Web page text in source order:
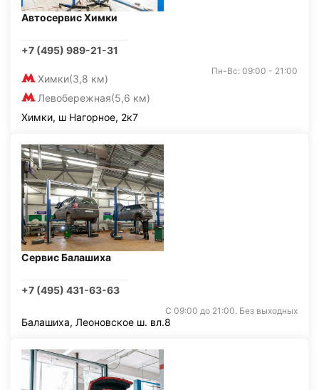
Автосервис Химки
+7 (495) 989-21-31
Химки(3,8 км)
Левобережная(5,6 км)
Пн-Вс: 09:00 - 21:00
Химки, ш Нагорное, 2к7
Сервис Балашиха
+7 (495) 431-63-63
С 09:00 до 21:00. Без выходных
Балашиха, Леоновское ш. вл.8